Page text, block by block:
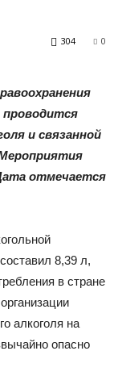
0
304
проводится
и связанной
отмечается
8,39 л,
в стране
алкоголя на
опасно